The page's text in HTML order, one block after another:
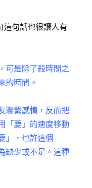
句話也很讓人有
可是除了殺時間之
的時間。
聯繫感情，反而把
「要」的速度移動
」，也許這個
缺少或不足。這種